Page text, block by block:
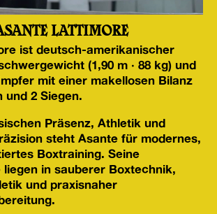
LATTIMORE
ist deutsch-amerikanischer
(1,90 m · 88 kg) und
mit einer makellosen Bilanz
und 2 Siegen.
Präsenz, Athletik und
steht Asante für modernes,
Boxtraining. Seine
in sauberer Boxtechnik,
und praxisnaher